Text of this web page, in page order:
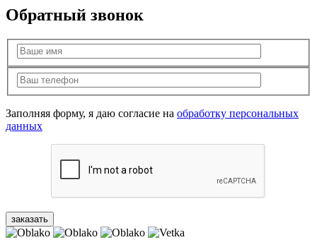
Обратный звонок
Заполняя форму, я даю согласие на обработку персональных
данных